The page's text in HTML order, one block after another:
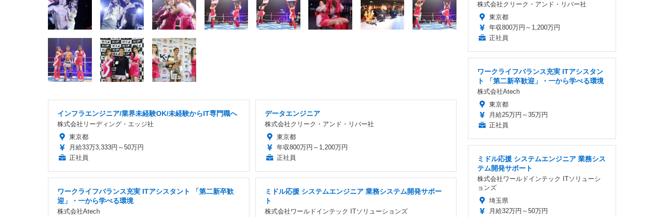
インフラエンジニア/業界未経験OK/未経験からIT専門職へ
株式会社リーディング・エッジ社
東京都
月給33万3,333円～50万円
正社員
データエンジニア
株式会社クリーク・アンド・リバー社
東京都
年収800万円～1,200万円
正社員
ワークライフバランス充実 ITアシスタント 「第二新卒歓
迎」・一から学べる環境
株式会社Atech
ミドル応援 システムエンジニア 業務システム開発サポー
ト
株式会社ワールドインテック ITソリューションズ
株式会社クリーク・アンド・リバー社
東京都
年収800万円～1,200万円
正社員
ワークライフバランス充実 ITアシスタン
ト 「第二新卒歓迎」・一から学べる環境
株式会社Atech
東京都
月給25万円～35万円
正社員
ミドル応援 システムエンジニア 業務シス
テム開発サポート
株式会社ワールドインテック ITソリューシ
ョンズ
埼玉県
月給32万円～50万円